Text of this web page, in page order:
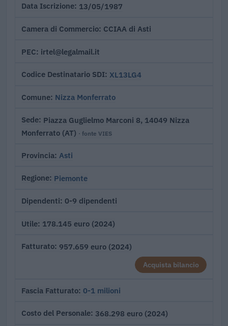
Data Iscrizione 13/05/1987
Camera di Commercio CCIAA di Asti
PEC irtel@legalmail.it
Codice Destinatario SDI XL13LG4
Comune Nizza Monferrato
Sede Piazza Guglielmo Marconi 8, 14049 Nizza
Monferrato (AT) · fonte VIES
Provincia Asti
Regione Piemonte
Dipendenti 0-9 dipendenti
Utile 178.145 euro (2024)
Fatturato 957.659 euro (2024)
Acquista bilancio
Fascia Fatturato 0-1 milioni
Costo del Personale 368.298 euro (2024)